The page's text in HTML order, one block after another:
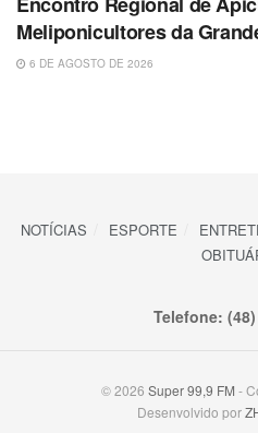
Meliponicultores da
6 DE AGOSTO DE 2026
NOTÍCIAS ESPORTE
Telefone:
© 2026 Super 99,9 FM -
Desenvolvido por